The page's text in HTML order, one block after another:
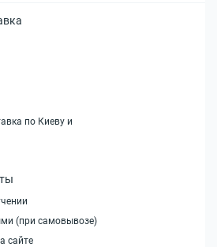
по Киеву и
(при самовывозе)
сайте